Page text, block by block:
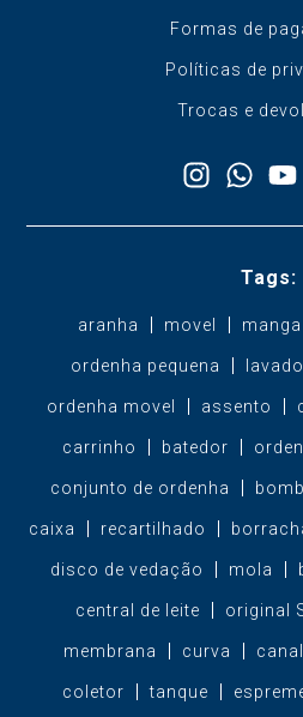
Formas de
Políticas de
Trocas e
Tags:
aranha movel manga
ordenha pequena
ordenha movel assento
carrinho batedor
conjunto de ordenha
caixa recartilhado
disco de vedação mola
central de leite original
membrana curva
coletor tanque